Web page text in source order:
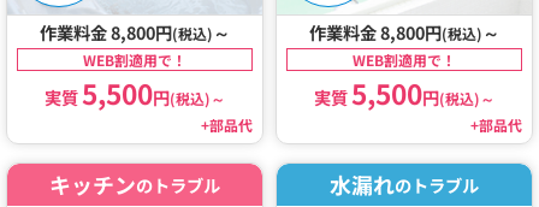
作業料金 8,800円(税込) ～
WEB割適用で！
実質5,500円(税込)～
+部品代
作業料金 8,800円(税込) ～
WEB割適用で！
実質5,500円(税込)～
+部品代
キッチンのトラブル 水漏れのトラブル